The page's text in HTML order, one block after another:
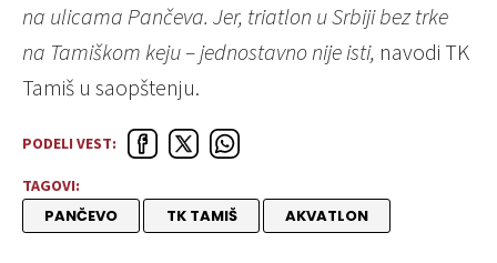
na ulicama Pančeva. Jer, triatlon u Srbiji bez trke
na Tamiškom keju – jednostavno nije isti, navodi TK
Tamiš u saopštenju.
PODELI VEST:
TAGOVI:
PANČEVO TK TAMIŠ AKVATLON